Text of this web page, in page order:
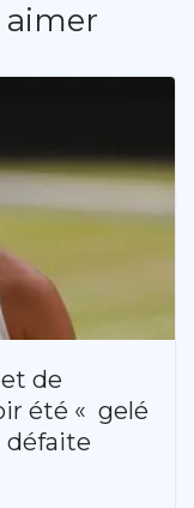
aimer
de
été « gelé
défaite